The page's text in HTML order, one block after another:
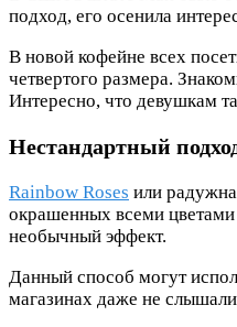
подход, его осенила
В новой кофейне всех
четвертого размера.
Интересно, что девушкам
Нестандартный
Rainbow Roses или
окрашенных всеми цветами
необычный эффект.
Данный способ могут
магазинах даже не